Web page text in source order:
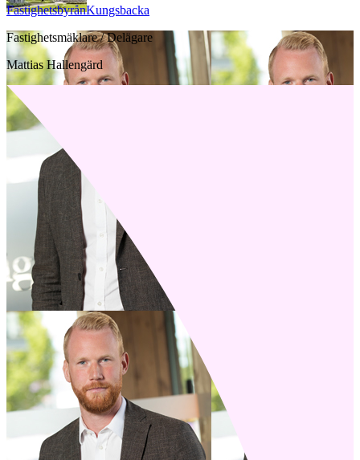
FastighetsbyrånKungsbacka
Fastighetsmäklare / Delägare
Mattias Hallengärd